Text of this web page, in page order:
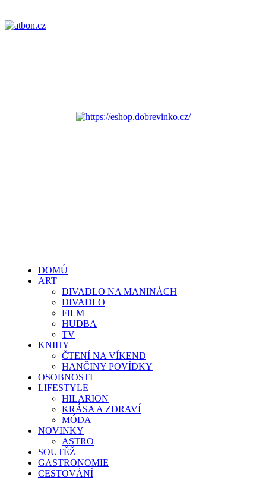
DOMŮ
ART
DIVADLO NA MANINÁCH
DIVADLO
FILM
HUDBA
TV
KNIHY
ČTENÍ NA VÍKEND
HANČINY POVÍDKY
OSOBNOSTI
LIFESTYLE
HILARION
KRÁSA A ZDRAVÍ
MÓDA
NOVINKY
ASTRO
SOUTĚŽ
GASTRONOMIE
CESTOVÁNÍ